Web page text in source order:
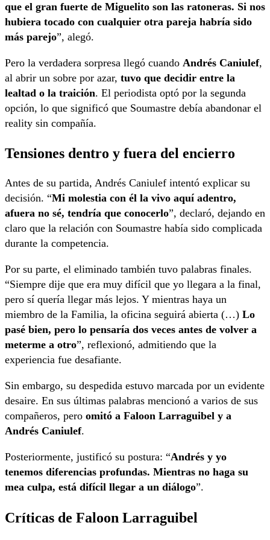
que el gran fuerte de Miguelito son las ratoneras. Si nos
hubiera tocado con cualquier otra pareja habría sido
más parejo”, alegó.
Pero la verdadera sorpresa llegó cuando Andrés Caniulef,
al abrir un sobre por azar, tuvo que decidir entre la
lealtad o la traición. El periodista optó por la segunda
opción, lo que significó que Soumastre debía abandonar el
reality sin compañía.
Tensiones dentro y fuera del encierro
Antes de su partida, Andrés Caniulef intentó explicar su
decisión. “Mi molestia con él la vivo aquí adentro,
afuera no sé, tendría que conocerlo”, declaró, dejando en
claro que la relación con Soumastre había sido complicada
durante la competencia.
Por su parte, el eliminado también tuvo palabras finales.
“Siempre dije que era muy difícil que yo llegara a la final,
pero sí quería llegar más lejos. Y mientras haya un
miembro de la Familia, la oficina seguirá abierta (…) Lo
pasé bien, pero lo pensaría dos veces antes de volver a
meterme a otro”, reflexionó, admitiendo que la
experiencia fue desafiante.
Sin embargo, su despedida estuvo marcada por un evidente
desaire. En sus últimas palabras mencionó a varios de sus
compañeros, pero omitó a Faloon Larraguibel y a
Andrés Caniulef.
Posteriormente, justificó su postura: “Andrés y yo
tenemos diferencias profundas. Mientras no haga su
mea culpa, está difícil llegar a un diálogo”.
Críticas de Faloon Larraguibel